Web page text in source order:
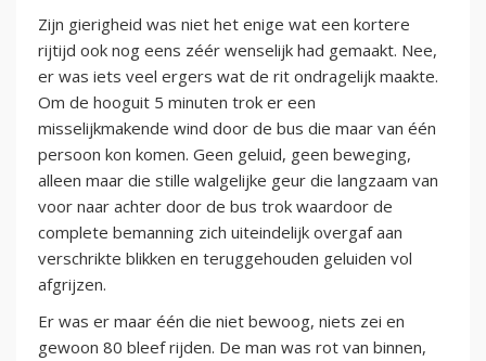
Zijn gierigheid was niet het enige wat een kortere
rijtijd ook nog eens zéér wenselijk had gemaakt. Nee,
er was iets veel ergers wat de rit ondragelijk maakte.
Om de hooguit 5 minuten trok er een
misselijkmakende wind door de bus die maar van één
persoon kon komen. Geen geluid, geen beweging,
alleen maar die stille walgelijke geur die langzaam van
voor naar achter door de bus trok waardoor de
complete bemanning zich uiteindelijk overgaf aan
verschrikte blikken en teruggehouden geluiden vol
afgrijzen.
Er was er maar één die niet bewoog, niets zei en
gewoon 80 bleef rijden. De man was rot van binnen,